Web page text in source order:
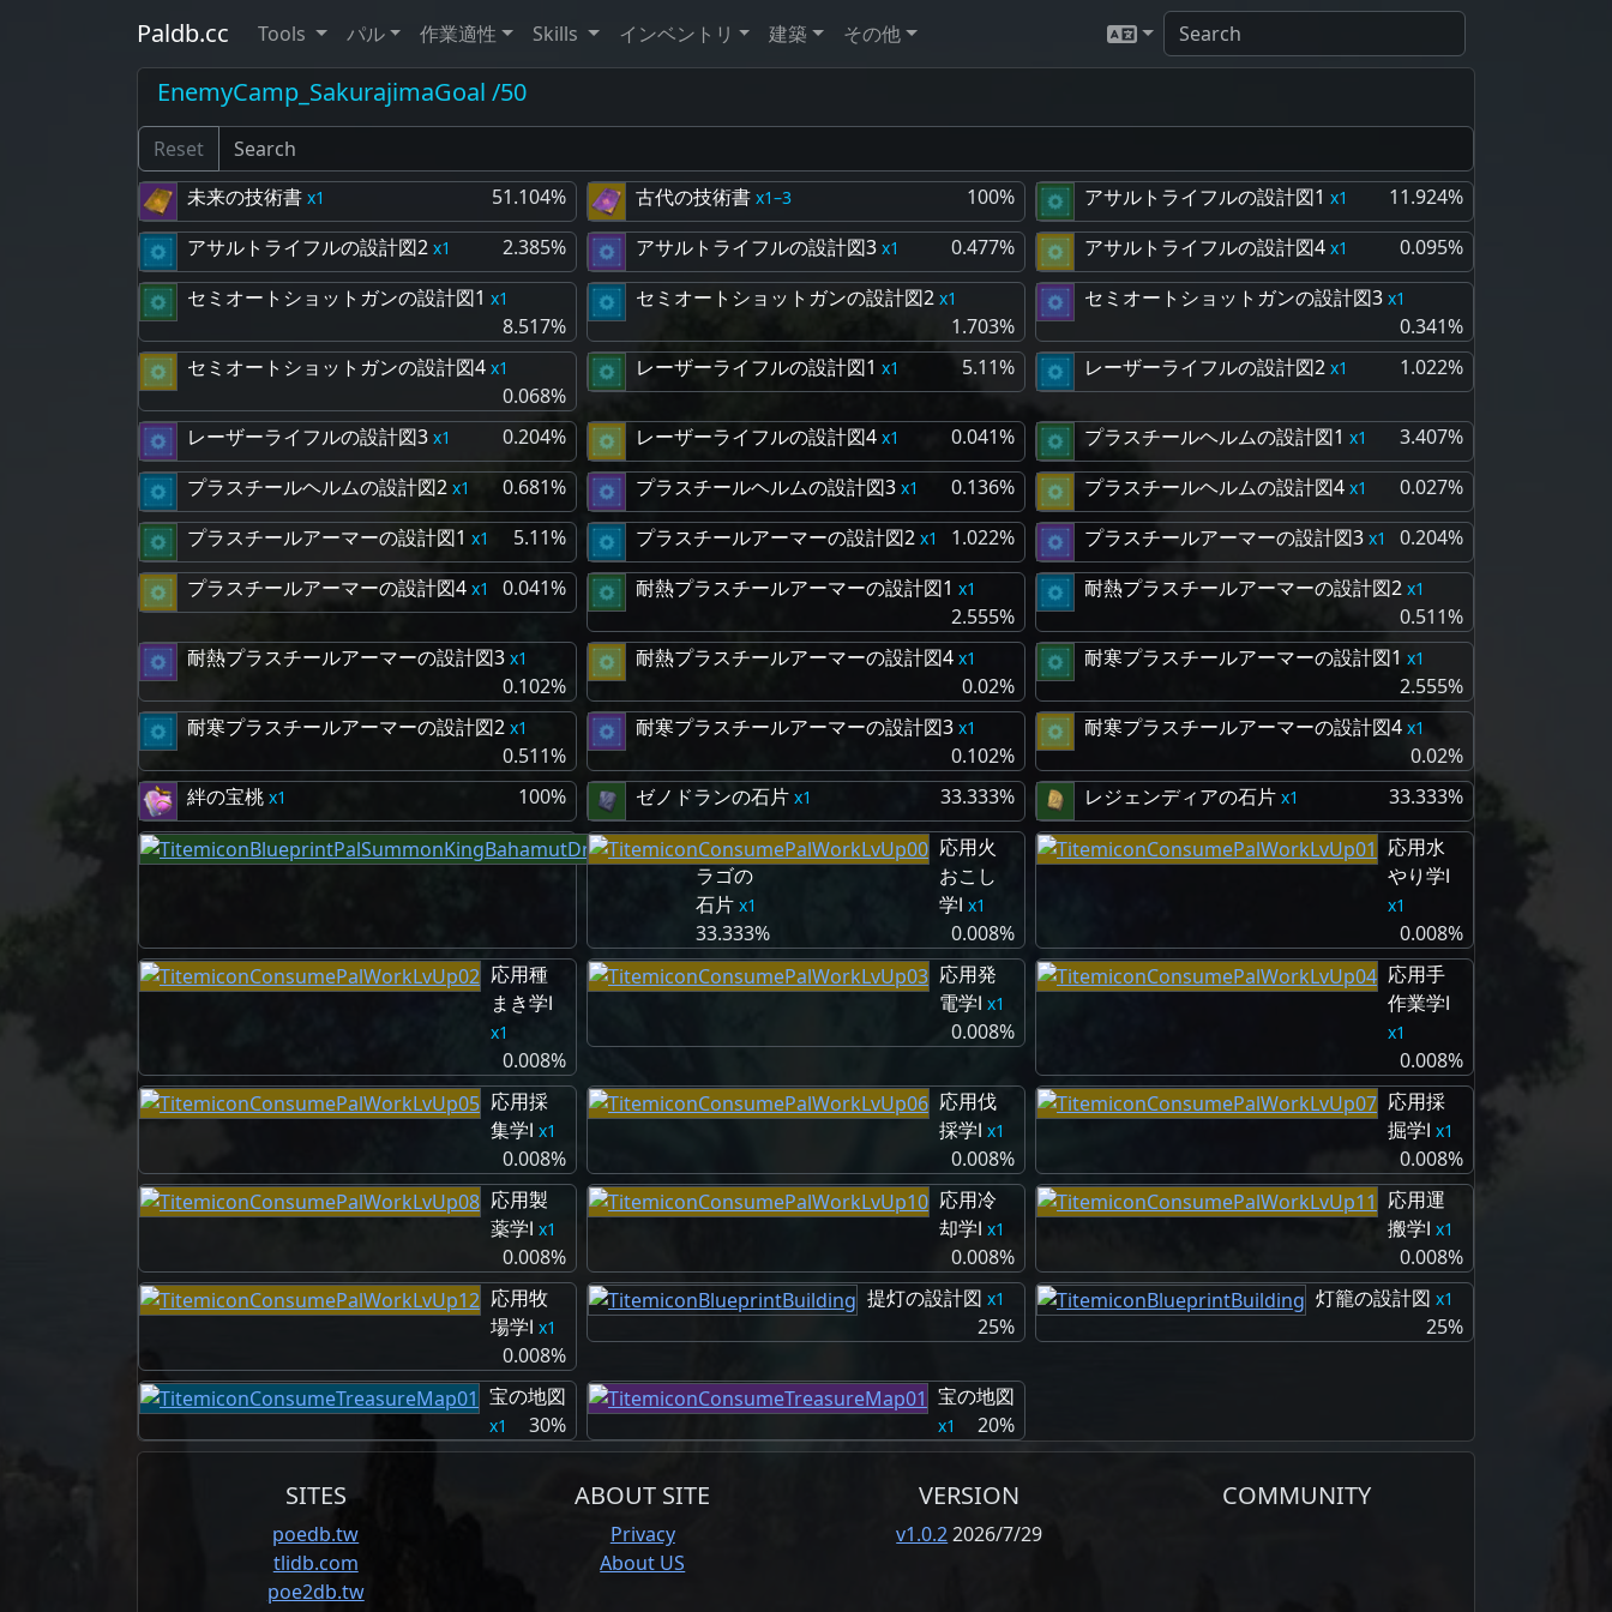
Paldb.cc Tools パル 作業適性 Skills インベントリ 建築 その他
EnemyCamp_SakurajimaGoal /50
Reset
未来の技術書
1 51.104% 古代の技術書 1–3 100% アサルトライフルの設計図1 1
11.924%
アサルトライフルの設計図2
1 2.385% アサルトライフルの設計図3 1 0.477% アサルトライフルの設計図4 1
0.095%
セミオートショットガンの設計図1
1
8.517%
セミオートショットガンの設計図2 1
1.703%
セミオートショットガンの設計図3 1
0.341%
セミオートショットガンの設計図4
1
0.068%
レーザーライフルの設計図1 1 5.11% レーザーライフルの設計図2 1 1.022%
レーザーライフルの設計図3 1 0.204% レーザーライフルの設計図4 1 0.041% プラスチールヘルムの設計図1 1
3.407%
プラスチールヘルムの設計図2
1 0.681% プラスチールヘルムの設計図3 1 0.136% プラスチールヘルムの設計図4 1
0.027%
プラスチールアーマーの設計図1
1 5.11% プラスチールアーマーの設計図2 1 1.022% プラスチールアーマーの設計図3 1
0.204%
プラスチールアーマーの設計図4
1 0.041% 耐熱プラスチールアーマーの設計図1 1
2.555%
耐熱プラスチールアーマーの設計図2 1
0.511%
耐熱プラスチールアーマーの設計図3
1
0.102%
耐熱プラスチールアーマーの設計図4 1
0.02%
耐寒プラスチールアーマーの設計図1 1
2.555%
耐寒プラスチールアーマーの設計図2
1
0.511%
耐寒プラスチールアーマーの設計図3 1
0.102%
耐寒プラスチールアーマーの設計図4 1
0.02%
絆の宝桃
1 100% ゼノドランの石片 1 33.333% レジェンディアの石片 1
33.333%
ボルド
ラゴの
石片
1
33.333%
応用火
おこし
学Ⅰ
1
0.008%
応用水
やり学Ⅰ
1
0.008%
応用種
まき学Ⅰ
1
0.008%
応用発
電学Ⅰ
1
0.008%
応用手
作業学Ⅰ
1
0.008%
応用採
集学Ⅰ
1
0.008%
応用伐
採学Ⅰ
1
0.008%
応用採
掘学Ⅰ
1
0.008%
応用製
薬学Ⅰ
1
0.008%
応用冷
却学Ⅰ
1
0.008%
応用運
搬学Ⅰ
1
0.008%
応用牧
場学Ⅰ
1
0.008%
提灯の設計図 1
25%
灯籠の設計図 1
25%
宝の地図
1 30%
宝の地図
1 20%
SITES
poedb.tw
tlidb.com
poe2db.tw
ABOUT SITE
Privacy
About US
VERSION
v1.0.22026/7/29
COMMUNITY